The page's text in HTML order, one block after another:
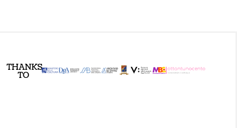
THANKS
TO